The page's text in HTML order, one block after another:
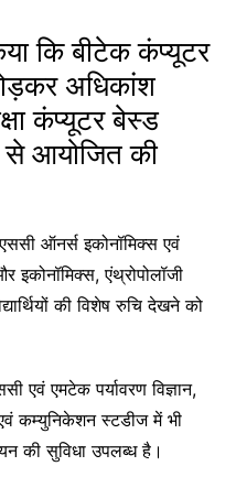
कि बीटेक कंप्यूटर
अधिकांश
कंप्यूटर बेस्ड
आयोजित की
ऑनर्स इकोनॉमिक्स एवं
इकोनॉमिक्स, एंथ्रोपोलॉजी
की विशेष रुचि देखने को
एवं एमटेक पर्यावरण विज्ञान,
कम्युनिकेशन स्टडीज में भी
की सुविधा उपलब्ध है।